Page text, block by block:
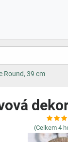
Round, 39 cm
(Celkem 4